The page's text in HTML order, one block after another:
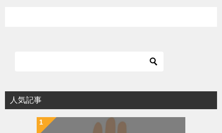
人気記事